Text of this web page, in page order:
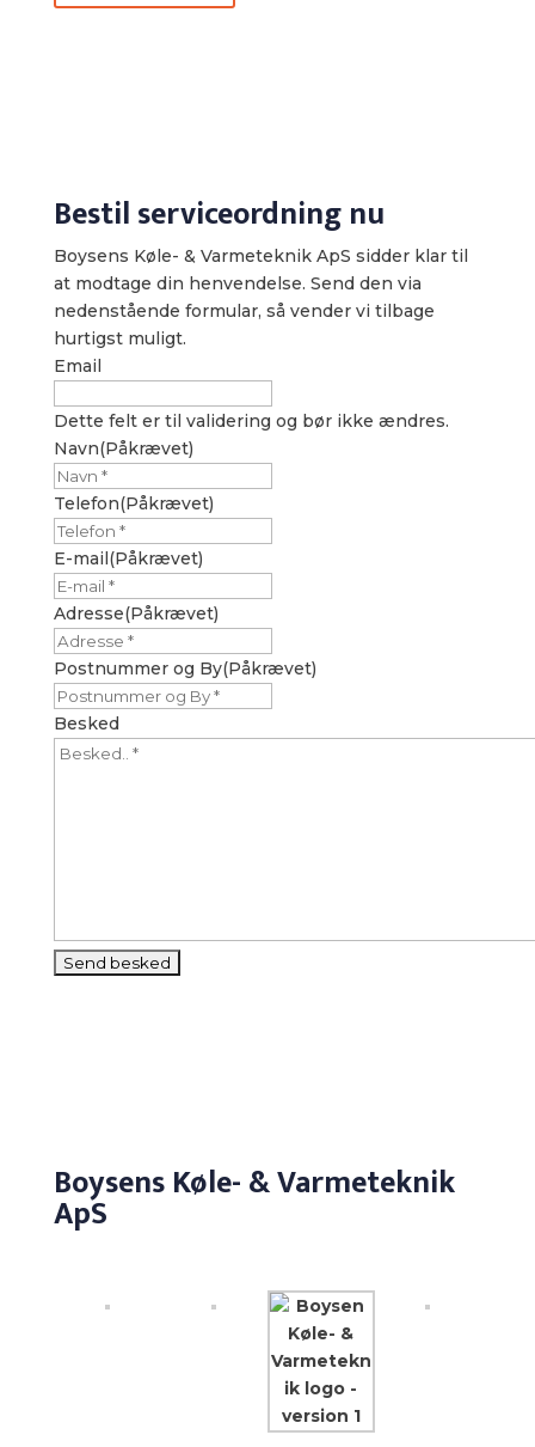
Bestil serviceordning nu
Boysens Køle- & Varmeteknik ApS sidder klar til
at modtage din henvendelse. Send den via
nedenstående formular, så vender vi tilbage
hurtigst muligt.
Email
Dette felt er til validering og bør ikke ændres.
Navn(Påkrævet)
Telefon(Påkrævet)
E-mail(Påkrævet)
Adresse(Påkrævet)
Postnummer og By(Påkrævet)
Besked
Boysens Køle- & Varmeteknik
ApS